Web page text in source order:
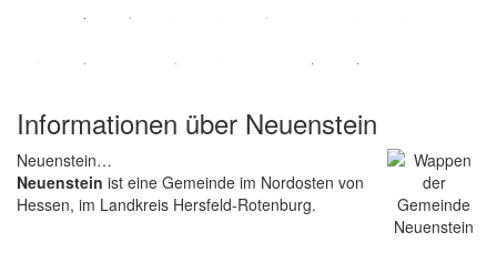
Informationen über Neuenstein
Neuenstein…
Neuenstein ist eine Gemeinde im Nordosten von
Hessen, im Landkreis Hersfeld-Rotenburg.